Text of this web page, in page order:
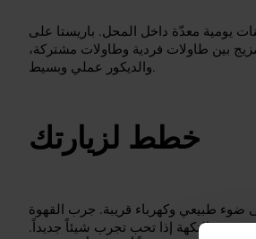
يومية معدّة داخل المحل. باريستا على
بين طاولات فردية وطاولات مشتركة،
والديكور عملي وبسيط.
خطط لزيارتك
ضوء طبيعي وكهرباء قريبة. جرب القهوة
توصية بالنكهة إذا تحب تجرب شيئاً جديداً.